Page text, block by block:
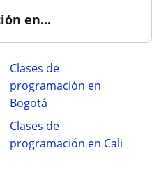
en...
Clases de
programación en
Bogotá
Clases de
programación en Cali